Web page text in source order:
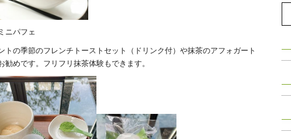
ニパフェ
トの季節のフレンチトーストセット（ドリンク付）や抹茶のアフォガート
勧めです。フリフリ抹茶体験もできます。